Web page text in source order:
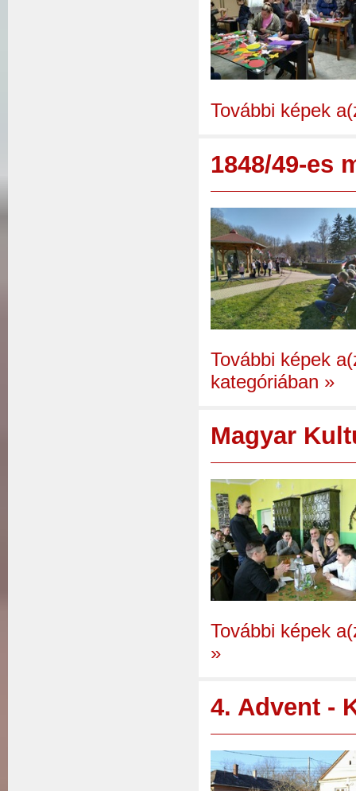
További képek
1848/49-es
További képek
kategóriában »
Magyar
További képek
»
4. Advent -